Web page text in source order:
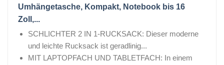
Umhängetasche, Kompakt, Notebook bis 16
Zoll,...
SCHLICHTER 2 IN 1-RUCKSACK: Dieser moderne
und leichte Rucksack ist geradlinig...
MIT LAPTOPFACH UND TABLETFACH: In einem